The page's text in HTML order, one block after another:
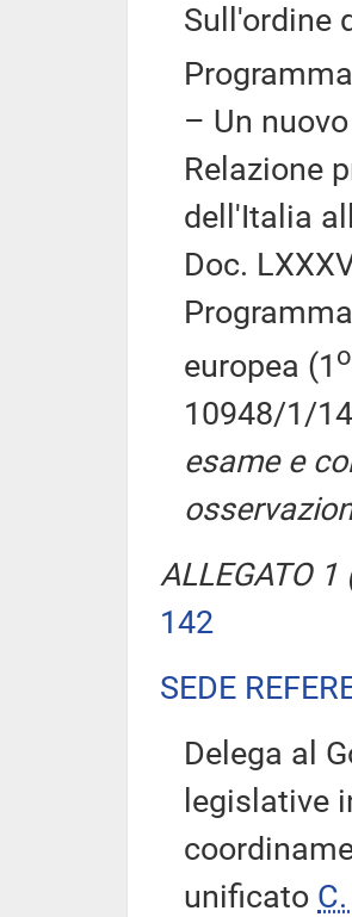
Sull'ordine
– Un
Relazione
dell'Italia
Doc.
europea (1 o
10948/1/
esame e
ALLEGATO
142
SEDE
Delega al
legislative
unificato